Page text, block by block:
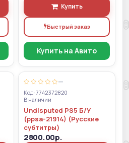
Купить
Быстрый заказ
Купить на Авито
—
Код: 7742372820
В наличии
Undisputed PS5 Б/У
(ppsa-21914) (Русские
субтитры)
2800.00р.